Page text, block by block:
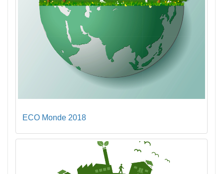
ECO Monde 2018